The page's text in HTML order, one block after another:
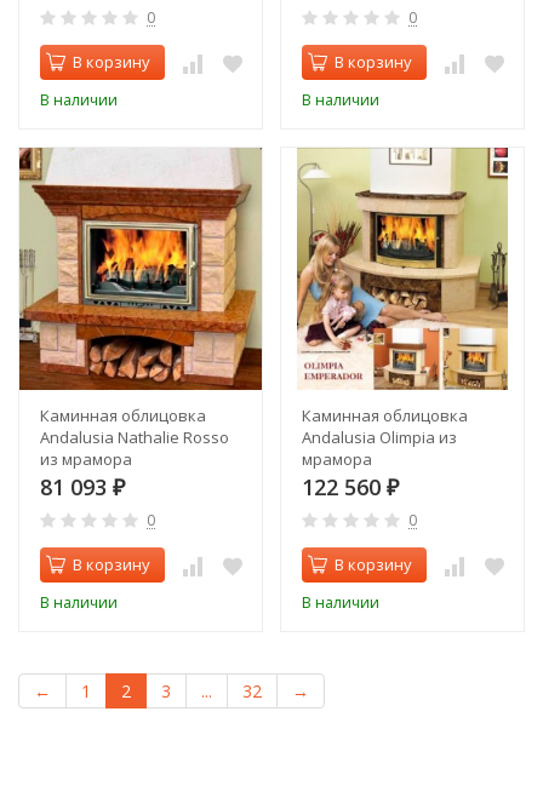
0
В корзину
В наличии
0
В корзину
В наличии
Каминная облицовка
Andalusia Nathalie Rosso
из мрамора
81 093 ₽
0
В корзину
В наличии
Каминная облицовка
Andalusia Olimpia из
мрамора
122 560 ₽
0
В корзину
В наличии
← 1 2 3 ... 32 →